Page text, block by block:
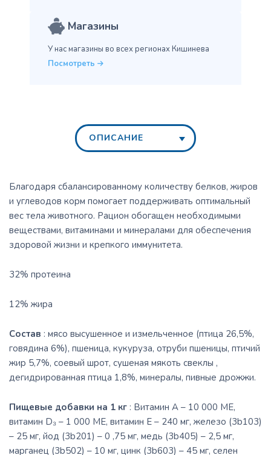
Магазины
У нас магазины во всех регионах Кишинева
Посмотреть
ОПИСАНИЕ
Благодаря сбалансированному количеству белков, жиров
и углеводов корм помогает поддерживать оптимальный
вес тела животного. Рацион обогащен необходимыми
веществами, витаминами и минералами для обеспечения
здоровой жизни и крепкого иммунитета.
32% протеина
12% жира
Состав : мясо высушенное и измельченное (птица 26,5%,
говядина 6%), пшеница, кукуруза, отруби пшеницы, птичий
жир 5,7%, соевый шрот, сушеная мякоть свеклы ,
дегидрированная птица 1,8%, минералы, пивные дрожжи.
Пищевые добавки на 1 кг : Витамин А – 10 000 МЕ,
витамин D₃ – 1 000 МЕ, витамин Е – 240 мг, железо (3b103)
– 25 мг, йод (3b201) – 0 ,75 мг, медь (3b405) – 2,5 мг,
марганец (3b502) – 10 мг, цинк (3b603) – 45 мг, селен